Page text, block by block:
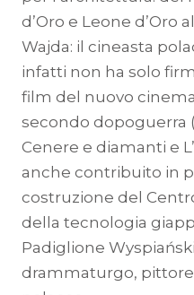
d’Oro e Leone d’Oro
Wajda: il cineasta
infatti non ha solo
film del nuovo cinema
secondo dopoguerra
Cenere e diamanti e
anche contribuito in
costruzione del
della tecnologia
Padiglione
drammaturgo,